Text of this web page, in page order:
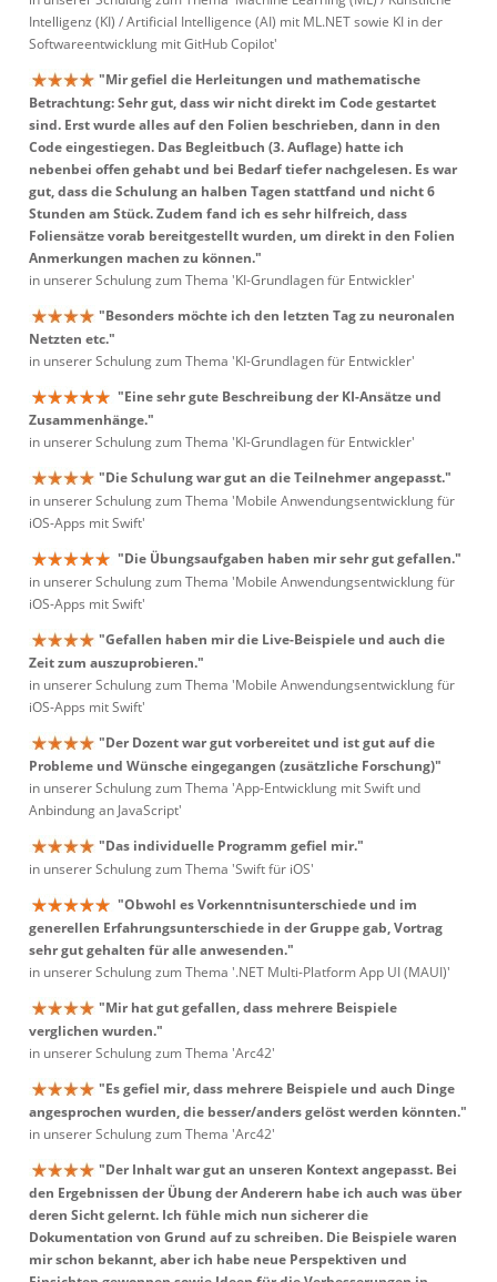
Intelligenz (KI) / Artificial Intelligence (AI) mit ML.NET sowie KI in der
Softwareentwicklung mit GitHub Copilot'
"Mir gefiel die Herleitungen und mathematische
Betrachtung: Sehr gut, dass wir nicht direkt im Code gestartet
sind. Erst wurde alles auf den Folien beschrieben, dann in den
Code eingestiegen. Das Begleitbuch (3. Auflage) hatte ich
nebenbei offen gehabt und bei Bedarf tiefer nachgelesen. Es war
gut, dass die Schulung an halben Tagen stattfand und nicht 6
Stunden am Stück. Zudem fand ich es sehr hilfreich, dass
Foliensätze vorab bereitgestellt wurden, um direkt in den Folien
Anmerkungen machen zu können."
in unserer Schulung zum Thema 'KI-Grundlagen für Entwickler'
"Besonders möchte ich den letzten Tag zu neuronalen
Netzten etc."
in unserer Schulung zum Thema 'KI-Grundlagen für Entwickler'
"Eine sehr gute Beschreibung der KI-Ansätze und
Zusammenhänge."
in unserer Schulung zum Thema 'KI-Grundlagen für Entwickler'
"Die Schulung war gut an die Teilnehmer angepasst."
in unserer Schulung zum Thema 'Mobile Anwendungsentwicklung für
iOS-Apps mit Swift'
"Die Übungsaufgaben haben mir sehr gut gefallen."
in unserer Schulung zum Thema 'Mobile Anwendungsentwicklung für
iOS-Apps mit Swift'
"Gefallen haben mir die Live-Beispiele und auch die
Zeit zum auszuprobieren."
in unserer Schulung zum Thema 'Mobile Anwendungsentwicklung für
iOS-Apps mit Swift'
"Der Dozent war gut vorbereitet und ist gut auf die
Probleme und Wünsche eingegangen (zusätzliche Forschung)"
in unserer Schulung zum Thema 'App-Entwicklung mit Swift und
Anbindung an JavaScript'
"Das individuelle Programm gefiel mir."
in unserer Schulung zum Thema 'Swift für iOS'
"Obwohl es Vorkenntnisunterschiede und im
generellen Erfahrungsunterschiede in der Gruppe gab, Vortrag
sehr gut gehalten für alle anwesenden."
in unserer Schulung zum Thema '.NET Multi-Platform App UI (MAUI)'
"Mir hat gut gefallen, dass mehrere Beispiele
verglichen wurden."
in unserer Schulung zum Thema 'Arc42'
"Es gefiel mir, dass mehrere Beispiele und auch Dinge
angesprochen wurden, die besser/anders gelöst werden könnten."
in unserer Schulung zum Thema 'Arc42'
"Der Inhalt war gut an unseren Kontext angepasst. Bei
den Ergebnissen der Übung der Anderern habe ich auch was über
deren Sicht gelernt. Ich fühle mich nun sicherer die
Dokumentation von Grund auf zu schreiben. Die Beispiele waren
mir schon bekannt, aber ich habe neue Perspektiven und